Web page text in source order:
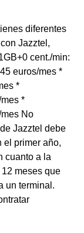
diferentes
Jazztel,
cent./min:
euros/mes *
*
*
No
Jazztel debe
el primer año,
cuanto a la
meses que
un terminal.